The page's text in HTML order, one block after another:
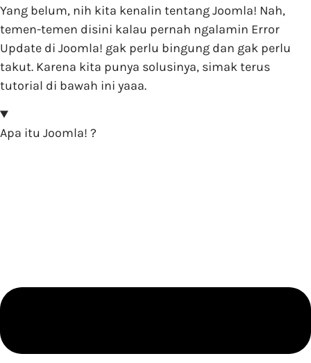
Yang belum, nih kita kenalin tentang Joomla! Nah,
temen-temen disini kalau pernah ngalamin Error
Update di Joomla! gak perlu bingung dan gak perlu
takut. Karena kita punya solusinya, simak terus
tutorial di bawah ini yaaa.
Apa itu Joomla! ?